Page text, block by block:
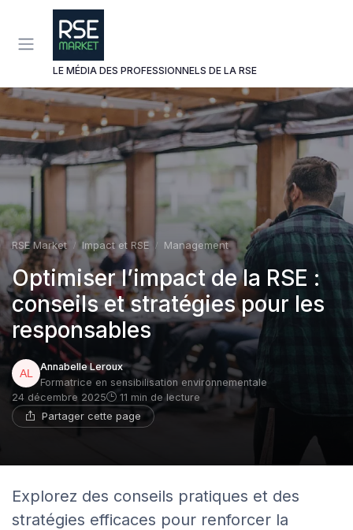
LE MÉDIA DES PROFESSIONNELS DE LA RSE
RSE Market Impact et RSE Management
Optimiser l’impact de la RSE :
conseils et stratégies pour les
responsables
Annabelle Leroux
Formatrice en sensibilisation environnementale
24 décembre 2025
11 min de lecture
Partager cette page
Explorez des conseils pratiques et des
stratégies efficaces pour renforcer la
Panneau de gestion des cookies